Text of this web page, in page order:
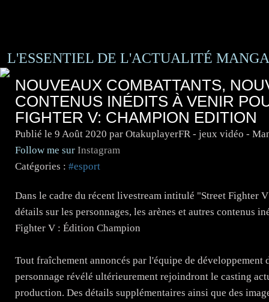
L'ESSENTIEL DE L'ACTUALITÉ
NOUVEAUX COMBATTANTS,
CONTENUS INÉDITS À VENIR
FIGHTER V: CHAMPION EDITION
Publié le 9 Août 2020 par OtakuplayerFR - jeux vidéo -
Follow me sur Instagram
Catégories : #esport
Dans le cadre du récent livestream intitulé "Street Fighter
détails sur les personnages, les arènes et autres contenus
Fighter V : Édition Champion
Tout fraîchement annoncés par l'équipe de développement
personnage révélé ultérieurement rejoindront le casting
production. Des détails supplémentaires ainsi que des